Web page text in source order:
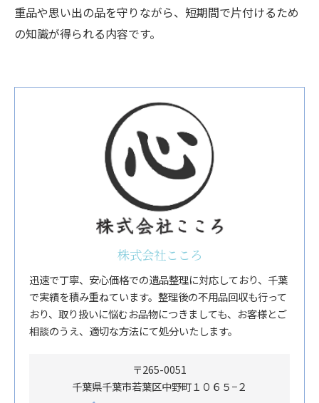
重品や思い出の品を守りながら、短期間で片付けるため
の知識が得られる内容です。
株式会社こころ
迅速で丁寧、安心価格での遺品整理に対応しており、千葉
で実績を積み重ねています。整理後の不用品回収も行って
おり、取り扱いに悩むお品物につきましても、お客様とご
相談のうえ、適切な方法にて処分いたします。
〒265-0051
千葉県千葉市若葉区中野町１０６５−２